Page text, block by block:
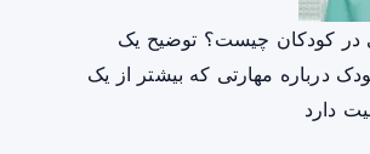
در کودکان چیست؟ توضیح یک
درباره مهارتی که بیشتر از یک
دارد